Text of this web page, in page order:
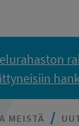
MEISTÄ